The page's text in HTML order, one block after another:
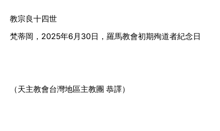
教宗良十四世
梵蒂岡，2025年6月30日，羅馬教會初期殉道者紀念日
（天主教會台灣地區主教團 恭譯）